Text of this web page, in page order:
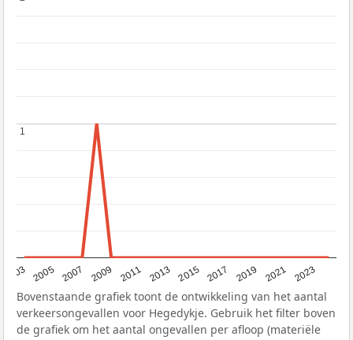
2003 2005 2007 2009 2011 2013 2015 2017 2019 2021 2023
1
1
Bovenstaande grafiek toont de ontwikkeling van het aantal
verkeersongevallen voor Hegedykje. Gebruik het filter boven
de grafiek om het aantal ongevallen per afloop (materiële